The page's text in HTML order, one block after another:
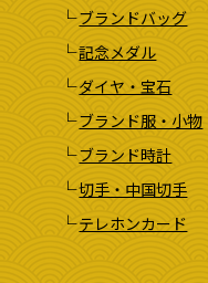
ブランドバッグ
記念メダル
ダイヤ・宝石
ブランド服・小物
ブランド時計
切手・中国切手
テレホンカード